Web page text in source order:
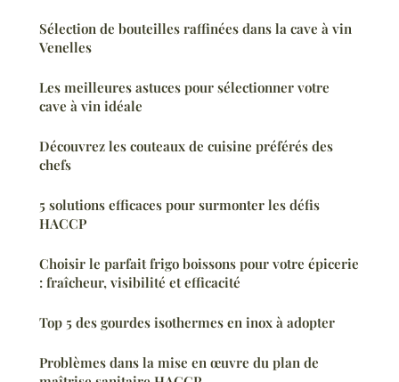
Sélection de bouteilles raffinées dans la cave à vin
Venelles
Les meilleures astuces pour sélectionner votre
cave à vin idéale
Découvrez les couteaux de cuisine préférés des
chefs
5 solutions efficaces pour surmonter les défis
HACCP
Choisir le parfait frigo boissons pour votre épicerie
: fraîcheur, visibilité et efficacité
Top 5 des gourdes isothermes en inox à adopter
Problèmes dans la mise en œuvre du plan de